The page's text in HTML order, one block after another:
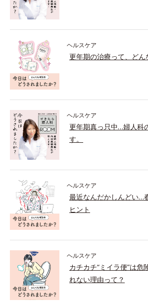
ヘルスケア
更年期の治療って、どん
ヘルスケア
更年期真っ只中…婦人科
す。
ヘルスケア
最近なんだかしんどい…
ヒント
ヘルスケア
カチカチ“ミイラ便”は危
れない理由って？